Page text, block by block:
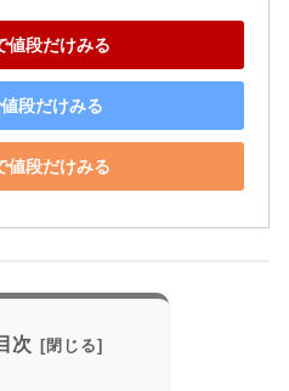
値段だけみる
段だけみる
値段だけみる
次